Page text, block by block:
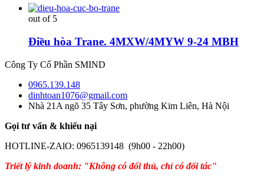
out of 5
Điều hòa Trane. 4MXW/4MYW 9-24 MBH
Công Ty Cổ Phần SMIND
0965.139.148
dinhtoan1076@gmail.com
Nhà 21A ngõ 35 Tây Sơn, phường Kim Liên, Hà Nội
Gọi tư vấn & khiếu nại
HOTLINE-ZAlO: 0965139148 (9h00 - 22h00)
Triết lý kinh doanh: "Không có đối thủ, chỉ có đối tác"